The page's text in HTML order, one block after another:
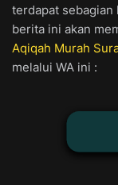
terdapat sebagian
berita ini akan
Aqiqah Murah
melalui WA ini :